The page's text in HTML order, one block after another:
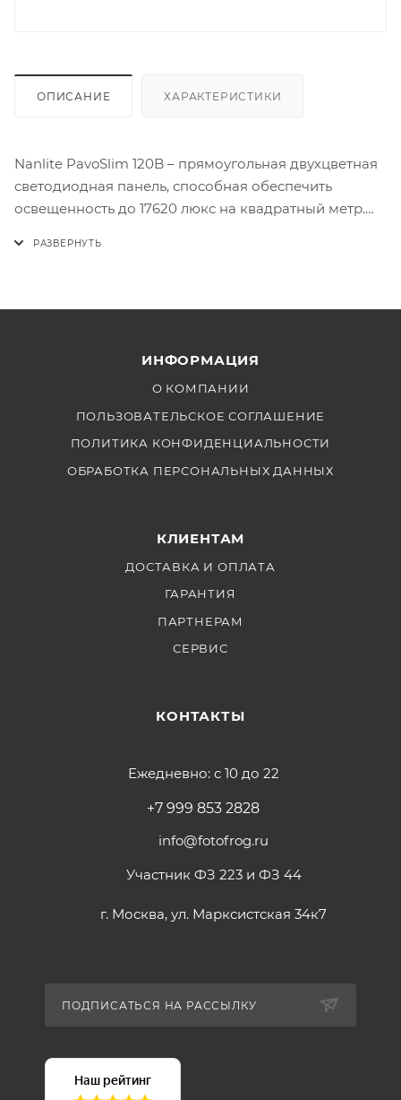
ОПИСАНИЕ ХАРАКТЕРИСТИКИ
Nanlite PavoSlim 120B – прямоугольная двухцветная
светодиодная панель, способная обеспечить
освещенность до 17620 люкс на квадратный метр.
эффектов для создания нестандартных световых
сценариев. Обеспечить простоту настроек помогают
встроенные опции управления устройством.
ИНФОРМАЦИЯ
О КОМПАНИИ
ПОЛЬЗОВАТЕЛЬСКОЕ СОГЛАШЕНИЕ
ПОЛИТИКА КОНФИДЕНЦИАЛЬНОСТИ
ОБРАБОТКА ПЕРСОНАЛЬНЫХ ДАННЫХ
КЛИЕНТАМ
ДОСТАВКА И ОПЛАТА
ГАРАНТИЯ
ПАРТНЕРАМ
СЕРВИС
КОНТАКТЫ
Ежедневно: с 10 до 22
+7 999 853 2828
info@fotofrog.ru
Участник ФЗ 223 и ФЗ 44
г. Москва, ул. Марксистская 34к7
ПОДПИСАТЬСЯ НА РАССЫЛКУ